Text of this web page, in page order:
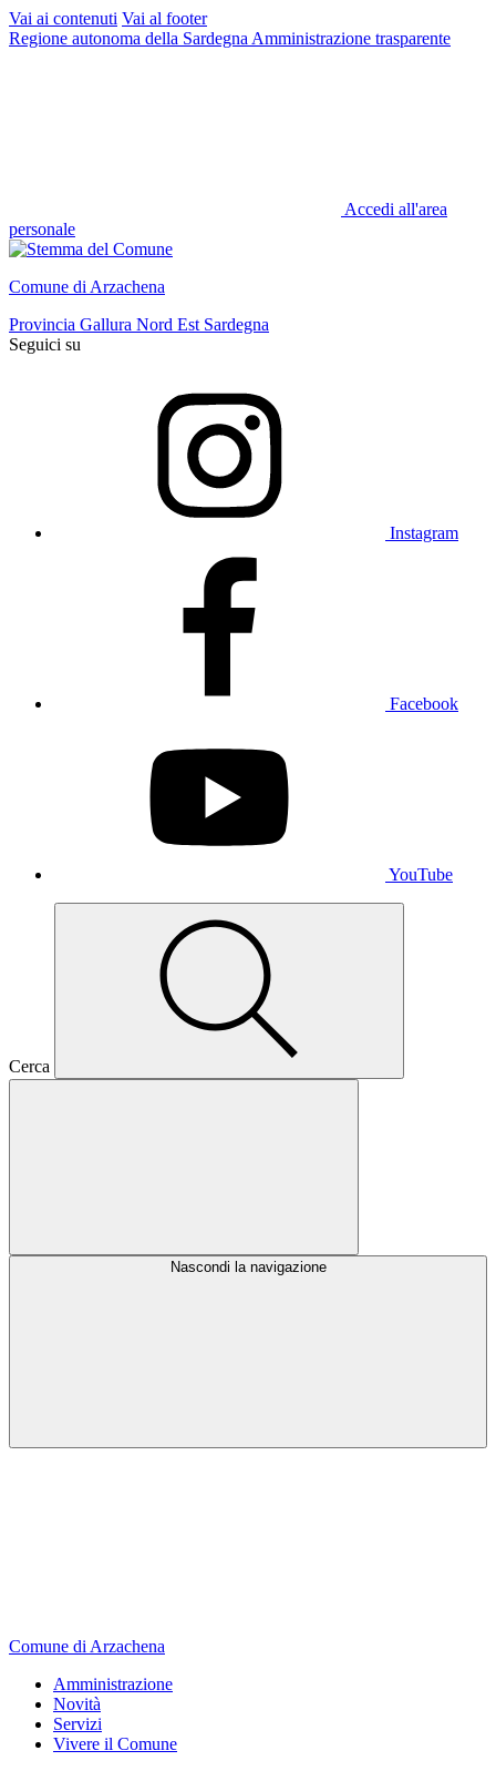
Vai ai contenuti Vai al footer
Regione autonoma della Sardegna Amministrazione trasparente
Accedi all'area
personale
Comune di Arzachena
Provincia Gallura Nord Est Sardegna
Seguici su
Instagram
Facebook
YouTube
Cerca
Nascondi la navigazione
Comune di Arzachena
Amministrazione
Novità
Servizi
Vivere il Comune